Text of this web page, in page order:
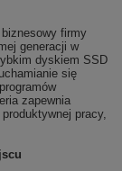
firmy
generacji w
dyskiem SSD
się
zapewnia
pracy,